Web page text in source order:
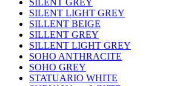
SILENT GREY
SILENT LIGHT GREY
SILLENT BEIGE
SILLENT GREY
SILLENT LIGHT GREY
SOHO ANTHRACITE
SOHO GREY
STATUARIO WHITE